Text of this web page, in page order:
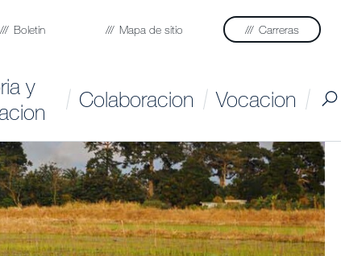
Boletin Mapa de sitio Carreras
y
Colaboracion Vocacion